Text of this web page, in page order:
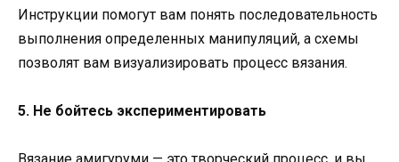
Инструкции помогут вам понять последовательность
выполнения определенных манипуляций, а схемы
позволят вам визуализировать процесс вязания.
5. Не бойтесь экспериментировать